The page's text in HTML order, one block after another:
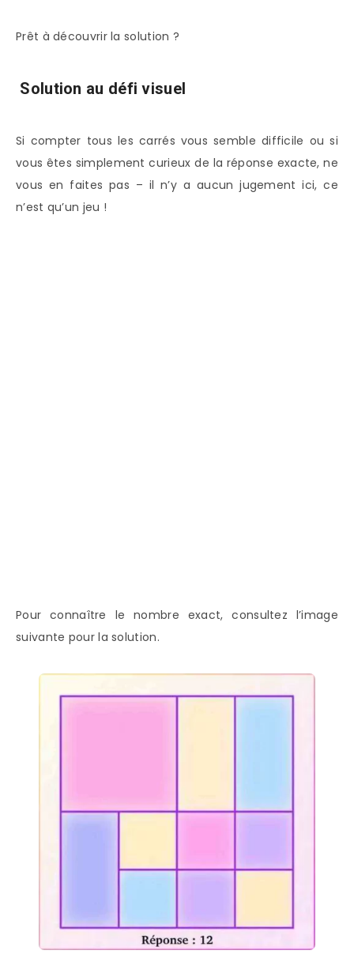
Prêt à découvrir la solution ?
Solution au défi visuel
Si compter tous les carrés vous semble difficile ou si
vous êtes simplement curieux de la réponse exacte, ne
vous en faites pas – il n’y a aucun jugement ici, ce
n’est qu’un jeu !
Pour connaître le nombre exact, consultez l’image
suivante pour la solution.